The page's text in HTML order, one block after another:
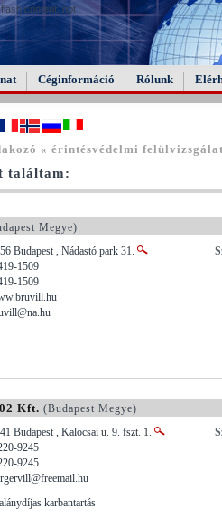
content, not
Céginformáció Rólunk
« érintésvédelmi
találtam:
Megye)
Budapest , Nádastó park 31.
1509
1509
Kft. (Budapest Megye)
Budapest , Kalocsai u. 9. fszt. 1.
9245
9245
karbantartás